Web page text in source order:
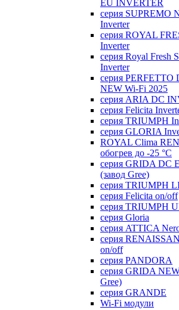
EU INVERTER
серия SUPREMO
Inverter
серия ROYAL
Inverter
серия Royal Fresh
Inverter
серия
NEW Wi-Fi 2025
серия ARIA DC
серия Felicita
серия TRIUMPH
серия GLORIA
ROYAL Clima
обогрев до -25 °С
серия GRIDA DC
(завод Gree)
серия TRIUMPH
серия Felicita on/off
серия TRIUMPH
серия Gloria
серия ATTICA
серия
on/off
серия PANDORA
серия GRIDA
Gree)
серия GRANDE
Wi-Fi модули